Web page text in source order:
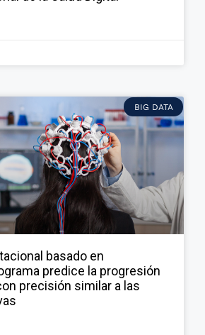
BIG DATA
basado en
predice la progresión
precisión similar a las